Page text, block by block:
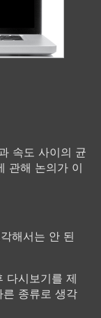
속도 사이의 균
관해 논의가 이
해서는 안 된
다시보기를 제
종류로 생각